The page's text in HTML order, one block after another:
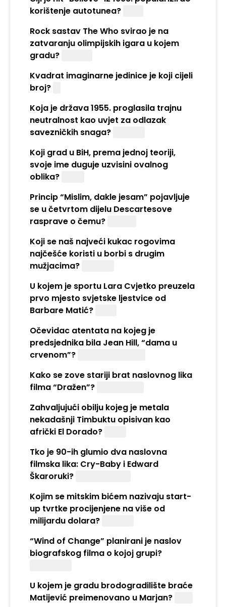
korištenje autotunea?
Rock sastav The Who svirao je na
zatvaranju olimpijskih igara u kojem
gradu?
Kvadrat imaginarne jedinice je koji cijeli
broj?
Koja je država 1955. proglasila trajnu
neutralnost kao uvjet za odlazak
savezničkih snaga?
Koji grad u BiH, prema jednoj teoriji,
svoje ime duguje uzvisini ovalnog
oblika?
Princip “Mislim, dakle jesam” pojavljuje
se u četvrtom dijelu Descartesove
rasprave o čemu?
Koji se naš najveći kukac rogovima
najčešće koristi u borbi s drugim
mužjacima?
U kojem je sportu Lara Cvjetko preuzela
prvo mjesto svjetske ljestvice od
Barbare Matić?
Očevidac atentata na kojeg je
predsjednika bila Jean Hill, “dama u
crvenom”?
Kako se zove stariji brat naslovnog lika
filma “Dražen”?
Zahvaljujući obilju kojeg je metala
nekadašnji Timbuktu opisivan kao
afrički El Dorado?
Tko je 90-ih glumio dva naslovna
filmska lika: Cry-Baby i Edward
Škaroruki?
Kojim se mitskim bićem nazivaju start-
up tvrtke procijenjene na više od
milijardu dolara?
“Wind of Change” planirani je naslov
biografskog filma o kojoj grupi?
U kojem je gradu brodogradilište braće
Matijević preimenovano u Marjan?